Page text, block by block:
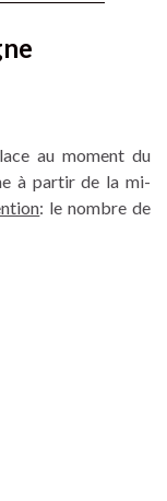
au moment du
à partir de la mi-
: le nombre de